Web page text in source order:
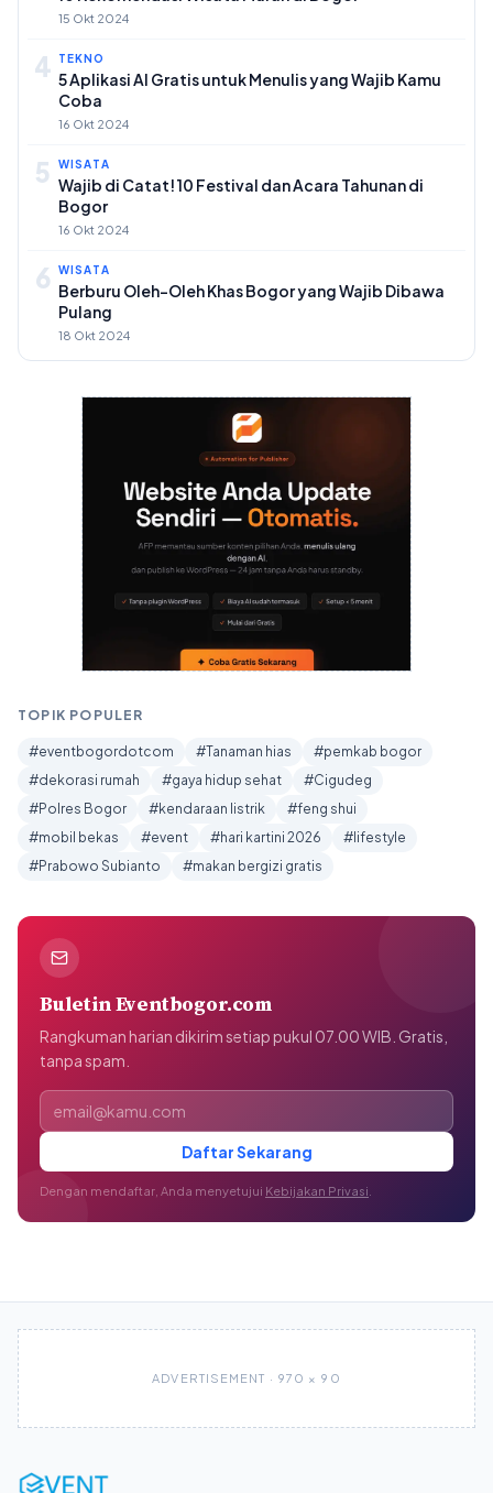
15 Okt 2024
4 TEKNO
5 Aplikasi AI Gratis untuk Menulis yang Wajib Kamu
Coba
16 Okt 2024
5 WISATA
Wajib di Catat! 10 Festival dan Acara Tahunan di
Bogor
16 Okt 2024
6 WISATA
Berburu Oleh-Oleh Khas Bogor yang Wajib Dibawa
Pulang
18 Okt 2024
TOPIK POPULER
#eventbogordotcom #Tanaman hias
#pemkab bogor
#dekorasi rumah
#gaya hidup sehat
#Cigudeg
#Polres Bogor
#kendaraan listrik
#feng shui
#mobil bekas
#event #hari kartini 2026
#lifestyle
#Prabowo Subianto
#makan bergizi gratis
Buletin Eventbogor.com
Rangkuman harian dikirim setiap pukul 07.00 WIB. Gratis,
tanpa spam.
Alamat email
Daftar Sekarang
Dengan mendaftar, Anda menyetujui Kebijakan Privasi
ADVERTISEMENT · 970 × 90